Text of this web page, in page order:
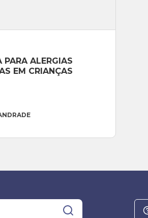
PARA ALERGIAS
EM CRIANÇAS